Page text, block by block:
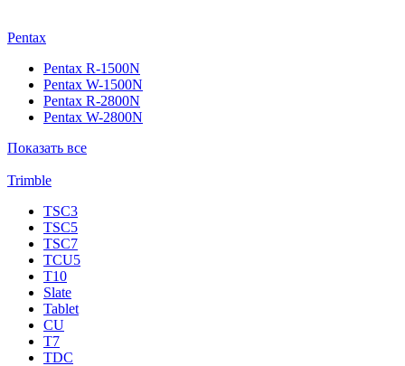
Pentax
Pentax R-1500N
Pentax W-1500N
Pentax R-2800N
Pentax W-2800N
Показать все
Trimble
TSC3
TSC5
TSC7
TCU5
T10
Slate
Tablet
CU
T7
TDC